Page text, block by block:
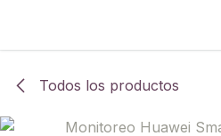
Todos los productos